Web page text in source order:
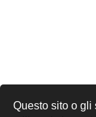
Questo sito o gli